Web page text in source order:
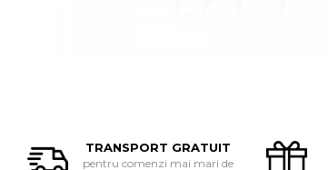
TRANSPORT GRATUIT
pentru comenzi mai mari de